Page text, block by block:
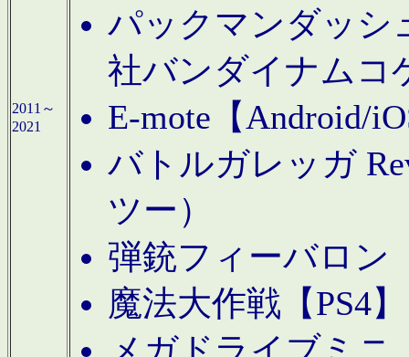
2011～
2021
パックマンダッシ
社バンダイナムコ
E-mote【Android/
バトルガレッガ
ツー）
弾銃フィーバロン
魔法大作戦【PS4